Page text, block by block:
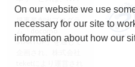
ドコモグループの新
規事業創出プログラ
ム「docomo
STARTUP」を通じて
On our website we use
necessary for our site to
information about how our